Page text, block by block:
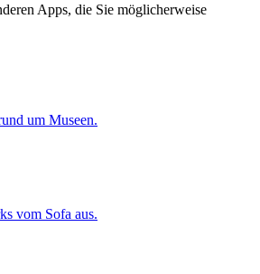
Apps, die Sie möglicherweise
um Museen.
vom Sofa aus.